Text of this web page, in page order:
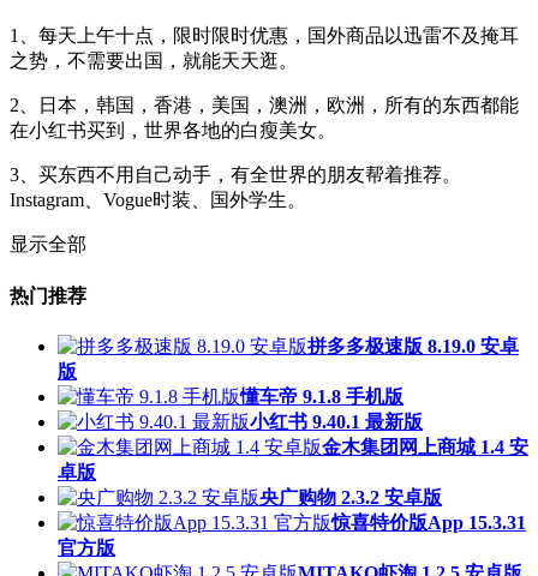
1、每天上午十点，限时限时优惠，国外商品以迅雷不及掩耳
之势，不需要出国，就能天天逛。
2、日本，韩国，香港，美国，澳洲，欧洲，所有的东西都能
在小红书买到，世界各地的白瘦美女。
3、买东西不用自己动手，有全世界的朋友帮着推荐。
Instagram、Vogue时装、国外学生。
显示全部
热门推荐
拼多多极速版 8.19.0 安卓
版
懂车帝 9.1.8 手机版
小红书 9.40.1 最新版
金木集团网上商城 1.4 安
卓版
央广购物 2.3.2 安卓版
惊喜特价版App 15.3.31
官方版